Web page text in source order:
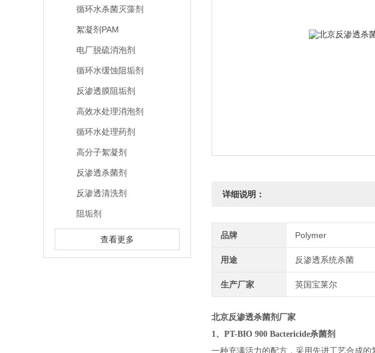
循环水杀菌灭藻剂
絮凝剂PAM
电厂脱硫消泡剂
循环水缓蚀阻垢剂
反渗透膜阻垢剂
高效水处理消泡剂
循环水处理药剂
高分子絮凝剂
反渗透杀菌剂
反渗透清洗剂
阻垢剂
查看更多
详细说明：
品牌 Polymer
用途 反渗透系统杀菌
生产厂家 英国宝莱尔
北京反渗透杀菌剂厂家
1、 PT-BIO 900 Bactericide杀菌剂
一种充满活力的配方，采用先进工艺合成